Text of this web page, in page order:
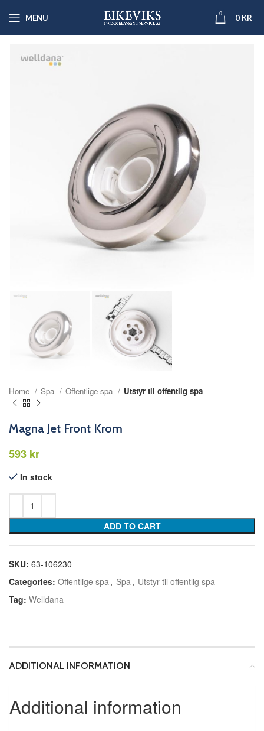
MENU 0 0 KR
Home Spa Offentlige spa Utstyr til offentlig spa
Magna Jet Front Krom
kr
In stock
ADD TO CART
SKU: 63-106230
Categories: Offentlige spa , Spa , Utstyr til offentlig spa
Tag: Welldana
ADDITIONAL INFORMATION
Additional information